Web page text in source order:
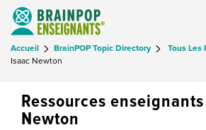
Accueil BrainPOP Topic Directory
Tous Les
Isaac Newton
Ressources
Newton